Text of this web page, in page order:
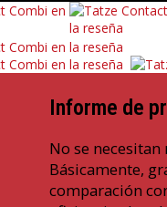
Informe de
No se
Básicamente,
comparación